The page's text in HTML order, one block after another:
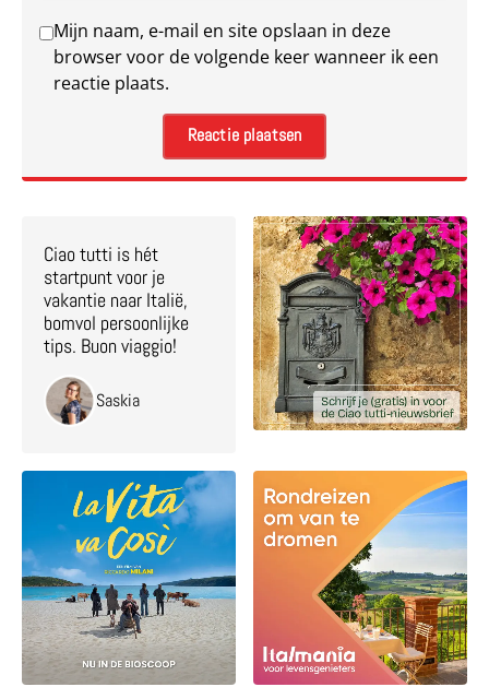
Mijn naam, e-mail en site opslaan in deze
browser voor de volgende keer wanneer ik een
reactie plaats.
Ciao tutti is hét
startpunt voor je
vakantie naar Italië,
bomvol persoonlijke
tips. Buon viaggio!
Saskia